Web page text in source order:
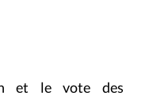
et le vote des